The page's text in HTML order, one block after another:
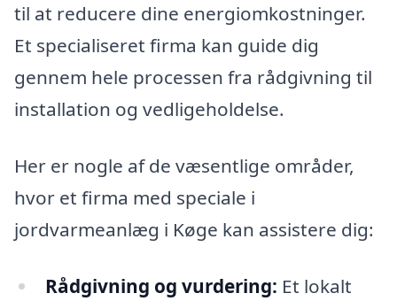
til at reducere dine energiomkostninger.
Et specialiseret firma kan guide dig
gennem hele processen fra rådgivning til
installation og vedligeholdelse.
Her er nogle af de væsentlige områder,
hvor et firma med speciale i
jordvarmeanlæg i Køge kan assistere dig:
Rådgivning og vurdering: Et lokalt